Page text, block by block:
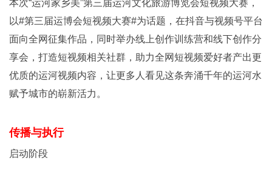
本次“运河家乡美”第三届运河文化旅游博览会短视频大赛，
以#第三届运博会短视频大赛#为话题，在抖音与视频号平台
面向全网征集作品，同时举办线上创作训练营和线下创作分
享会，打造短视频相关社群，助力全网短视频爱好者产出更
优质的运河视频内容，让更多人看见这条奔涌千年的运河水
赋予城市的崭新活力。
传播与执行
启动阶段